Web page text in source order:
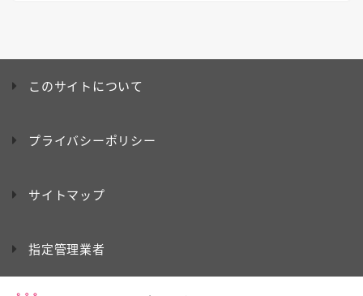
このサイトについて
プライバシーポリシー
サイトマップ
指定管理業者